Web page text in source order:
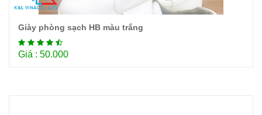
Chi tiết
Giày phòng sạch HB màu trắng
Giá : 50.000